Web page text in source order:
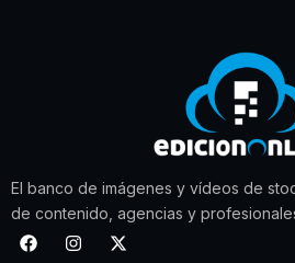
El banco de imágenes y vídeos de
de contenido, agencias y
F
a
I
n
X
-